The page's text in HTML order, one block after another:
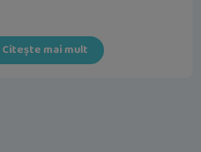
Citește mai mult